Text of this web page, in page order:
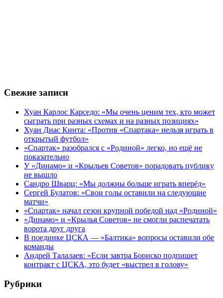
Свежие записи
Хуан Карлос Карседо: «Мы очень ценим тех, кто может
сыграть при разных схемах и на разных позициях»
Хуан Диас Кинта: «Против «Спартака» нельзя играть в
открытый футбол»
«Спартак» разобрался с «Родиной» легко, но ещё не
показательно
У «Динамо» и «Крыльев Советов» порадовать публику
не вышло
Сандро Шварц: «Мы должны больше играть вперёд»
Сергей Булатов: «Свои голы оставили на следующие
матчи»
«Спартак» начал сезон крупной победой над «Родиной»
«Динамо» и «Крылья Советов» не смогли распечатать
ворота друг друга
В поединке ЦСКА — «Балтика» вопросы оставили обе
команды
Андрей Талалаев: «Если завтра Бориско подпишет
контракт с ЦСКА, это будет «выстрел в голову»
Рубрики